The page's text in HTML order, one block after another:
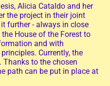
Alicia Cataldo and her
the project in their joint
further - always in close
House of the Forest to
and with
Currently, the
to the chosen
path can be put in place at